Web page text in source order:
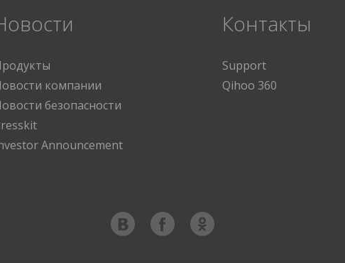
компании
безопасности
Announcement
Контакты
Support
Qihoo 360